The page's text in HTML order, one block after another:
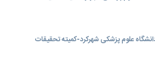
علوم پزشکی شهرکرد-کمیته تحقیقات